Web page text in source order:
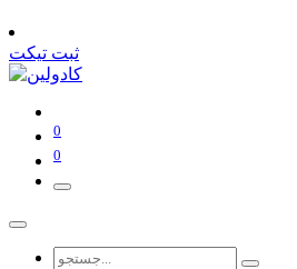
ثبت تیکت
0
0